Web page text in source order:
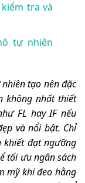
tra và
tự nhiên
tạo nên đặc
không nhất thiết
FL hay IF nếu
và nổi bật. Chỉ
khiết đạt ngưỡng
tối ưu ngân sách
mỹ khi đeo hằng